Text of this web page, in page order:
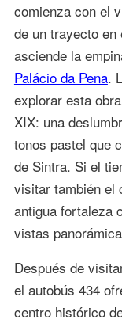
comienza con el
de un trayecto en
asciende la
Palácio da Pena.
explorar esta
XIX: una
tonos pastel que
de Sintra. Si el
visitar también el
antigua fortaleza
vistas
Después de
el autobús 434
centro histórico